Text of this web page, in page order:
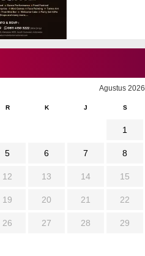
Agustus 2026
R K J S
1
5 6 7 8
12 13 14 15
19 20 21 22
26 27 28 29